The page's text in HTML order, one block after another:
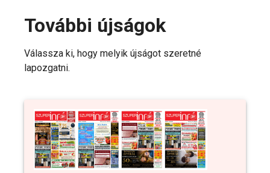
További újságok
Válassza ki, hogy melyik újságot szeretné
lapozgatni.